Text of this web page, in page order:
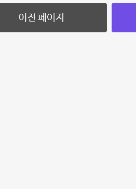
이전 페이지